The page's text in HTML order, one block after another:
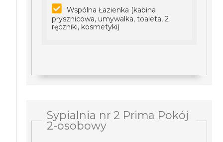
Wspólna Łazienka (kabina
prysznicowa, umywalka, toaleta, 2
ręczniki, kosmetyki)
Sypialnia nr 2 Prima Pokój
2-osobowy